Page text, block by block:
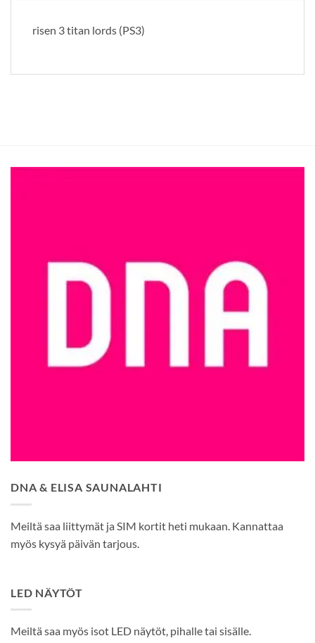
risen 3 titan lords (PS3)
DNA & ELISA SAUNALAHTI
Meiltä saa liittymät ja SIM kortit heti mukaan. Kannattaa
myös kysyä päivän tarjous.
LED NÄYTÖT
Meiltä saa myös isot LED näytöt, pihalle tai sisälle.